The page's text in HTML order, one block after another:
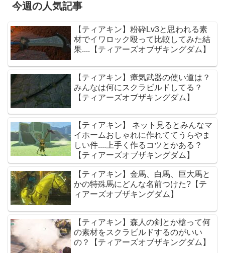
今週の人気記事
【ティアキン】粉砕Lv3と思われる素
材でイワロック殴って比較してみた結
果....【ティアーズオブザキングダム】
【ティアキン】瘴気武器の使い道は？
みんなは何にスクラビルドしてる？
【ティアーズオブザキングダム】
【ティアキン】 ネット見るとみんなマ
イホームおしゃれに作れててうらやま
しい件....上手く作るコツとかある？
【ティアーズオブザキングダム】
【ティアキン】金馬、白馬、巨大馬と
かの特殊馬にどんな名前つけた?【テ
ィアーズオブザキングダム】
【ティアキン】森人の剣とか槍って何
の素材をスクラビルドするのがいい
の？【ティアーズオブザキングダム】